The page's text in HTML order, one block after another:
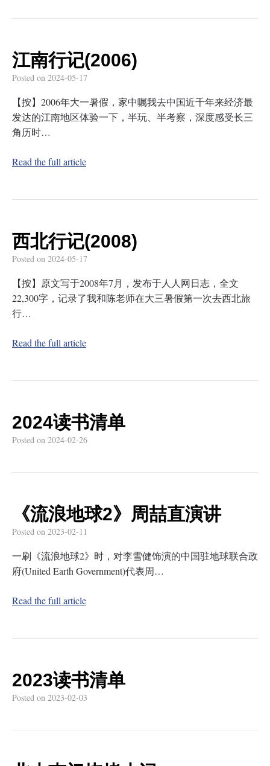
江南行记(2006)
Posted on 2024-05-17
【按】2006年大一暑假，家中嘱我去中国近千年来经济最
发达的江南地区体验一下，半玩、半考察，深度感受长三
角历时…
Read the full article
西北行记(2008)
Posted on 2024-05-17
【按】原文写于2008年7月，发布于人人网日志，全文
22,300字，记录了我和陈老师在大三暑假第一次去西北旅
行…
Read the full article
2024读书清单
Posted on 2024-02-26
《流浪地球2》周喆直演讲
Posted on 2023-02-11
一刷《流浪地球2》时，对李雪健饰演的中国驻地球联合政
府(United Earth Government)代表周…
Read the full article
2023读书清单
Posted on 2023-02-03